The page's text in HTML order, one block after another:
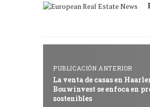
PUBLICACIÓN ANTERIOR
La venta de casas en
Bouwinvest se enfoca en
sostenibles